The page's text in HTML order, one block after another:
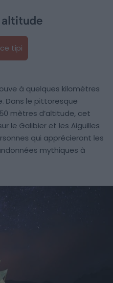
tipi
à quelques kilomètres
Dans le pittoresque
mètres d’altitude, cet
le Galibier et les Aiguilles
qui apprécieront les
mythiques à